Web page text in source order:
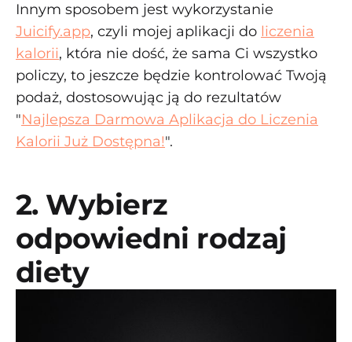
Innym sposobem jest wykorzystanie
Juicify.app, czyli mojej aplikacji do liczenia
kalorii, która nie dość, że sama Ci wszystko
policzy, to jeszcze będzie kontrolować Twoją
podaż, dostosowując ją do rezultatów
"Najlepsza Darmowa Aplikacja do Liczenia
Kalorii Już Dostępna!".
2. Wybierz
odpowiedni rodzaj
diety